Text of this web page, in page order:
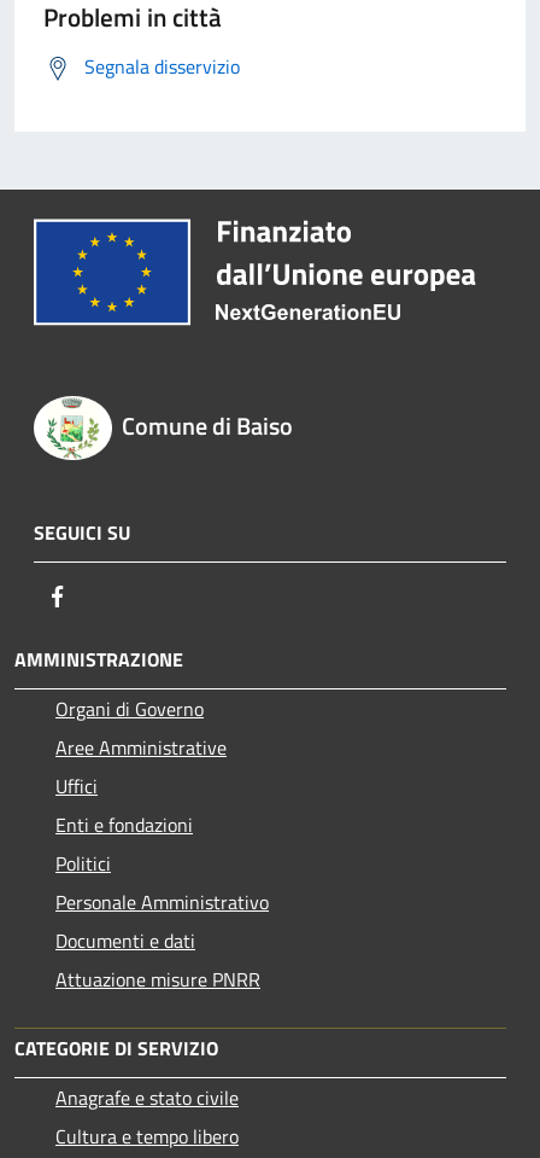
Problemi in città
Segnala disservizio
Comune di Baiso
SEGUICI SU
AMMINISTRAZIONE
Organi di Governo
Aree Amministrative
Uffici
Enti e fondazioni
Politici
Personale Amministrativo
Documenti e dati
Attuazione misure PNRR
CATEGORIE DI SERVIZIO
Anagrafe e stato civile
Cultura e tempo libero